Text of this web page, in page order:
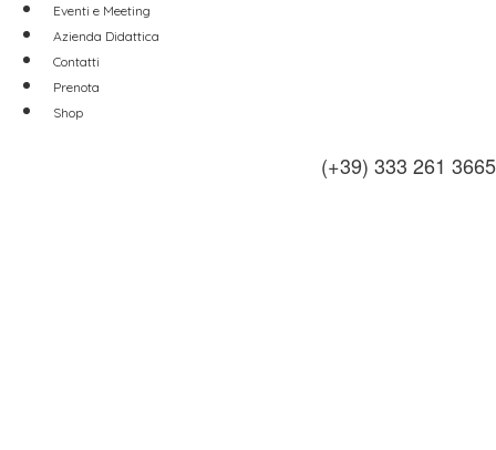
Eventi e Meeting
Azienda Didattica
Contatti
Prenota
Shop
(+39) 333 261 3665